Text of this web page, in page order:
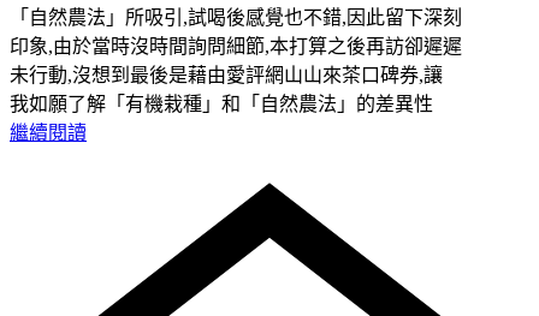
「自然農法」所吸引,試喝後感覺也不錯,因此留下深刻
印象,由於當時沒時間詢問細節,本打算之後再訪卻遲遲
未行動,沒想到最後是藉由愛評網山山來茶口碑券,讓
我如願了解「有機栽種」和「自然農法」的差異性
繼續閱讀